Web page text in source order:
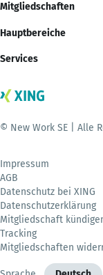
Mitgliedschaften
Hauptbereiche
Services
© New Work SE | Alle
Impressum
AGB
Datenschutz bei XING
Datenschutzerklärung
Mitgliedschaft
Tracking
Mitgliedschaften